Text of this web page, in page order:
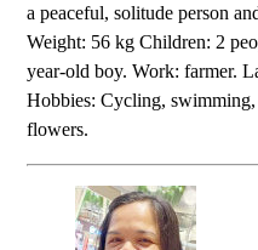
a peaceful, solitude person
Weight: 56 kg Children: 2
year-old boy. Work: farmer.
Hobbies: Cycling, swimming,
flowers.